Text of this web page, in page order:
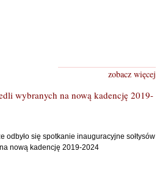
zobacz więcej
wybranych na nową kadencję 2019-
odbyło się spotkanie inauguracyjne sołtysów
nową kadencję 2019-2024